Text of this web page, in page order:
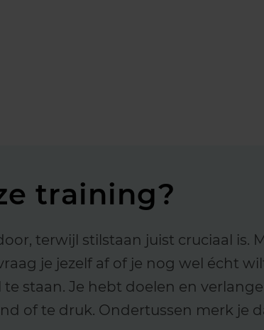
training?
terwijl stilstaan juist cruciaal is.
je jezelf af of je nog wel écht
staan. Je hebt doelen en
of te druk. Ondertussen merk je